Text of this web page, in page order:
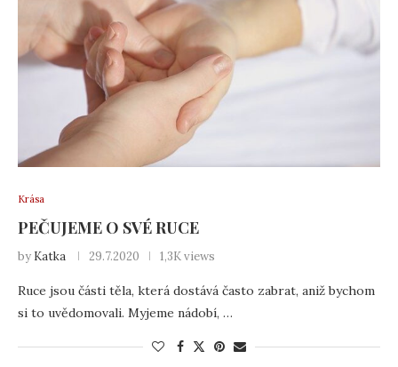
Krása
PEČUJEME O SVÉ RUCE
by Katka 29.7.2020 1,3K views
Ruce jsou části těla, která dostává často zabrat, aniž bychom
si to uvědomovali. Myjeme nádobí, …